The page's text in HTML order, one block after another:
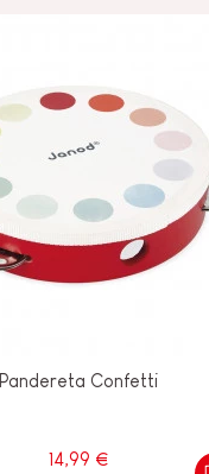
Pandereta Confetti
14,99 €